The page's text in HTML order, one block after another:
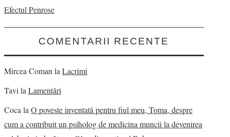
Efectul Penrose
COMENTARII RECENTE
Mircea Coman la Lacrimi
Tavi la Lamentări
Coca la O poveste inventată pentru fiul meu, Toma, despre
cum a contribuit un psiholog de medicina muncii la devenirea